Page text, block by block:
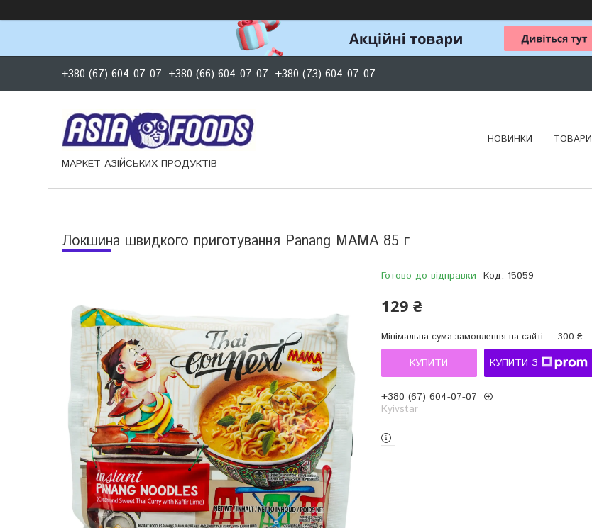
+380 (67) 604-07-07 +380 (66) 604-07-07 +380 (73) 604-07-07
МАРКЕТ АЗІЙСЬКИХ ПРОДУКТІВ
НОВИНКИ ТОВАРИ
Локшина швидкого приготування Panang MAMA 85 г
Готово до відправки Код: 15059
129 ₴
Мінімальна сума замовлення на сайті — 300 ₴
КУПИТИ КУПИТИ З
+380 (67) 604-07-07
Kyivstar